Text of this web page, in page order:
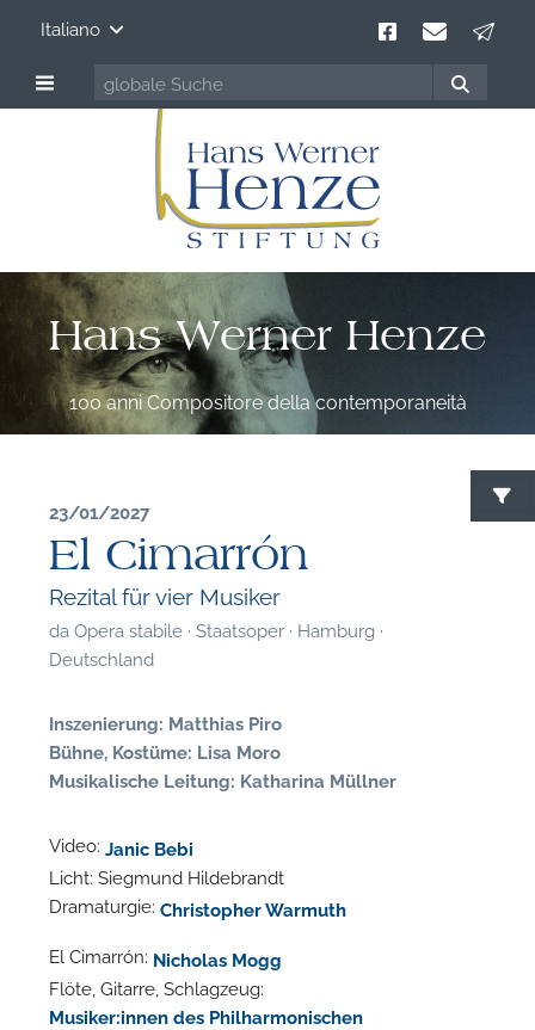
Italiano
Hans Werner Henze
100 anni Compositore della contemporaneità
23/01/2027
El Cimarrón
Rezital für vier Musiker
daOpera stabile · Staatsoper · Hamburg ·
Deutschland
Inszenierung: Matthias Piro
Bühne, Kostüme: Lisa Moro
Musikalische Leitung: Katharina Müllner
Video: Janic Bebi
Licht:Siegmund Hildebrandt
Dramaturgie:Christopher Warmuth
El Cimarrón: Nicholas Mogg
Flöte, Gitarre, Schlagzeug:
Musiker:innen des Philharmonischen